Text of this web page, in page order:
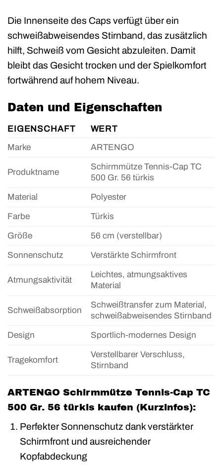
Die Innenseite des Caps verfügt über ein
schweißabweisendes Stirnband, das zusätzlich
hilft, Schweiß vom Gesicht abzuleiten. Damit
bleibt das Gesicht trocken und der Spielkomfort
fortwährend auf hohem Niveau.
Daten und Eigenschaften
EIGENSCHAFT
WERT
Marke
ARTENGO
Produktname
Schirmmütze Tennis-Cap TC
500 Gr. 56 türkis
Material Polyester
Farbe Türkis
Größe 56 cm (verstellbar)
Sonnenschutz Verstärkte Schirmfront
Atmungsaktivität
Leichtes, atmungsaktives
Material
Schweißabsorption
Schweißtransfer zum Material,
schweißabweisendes Stirnband
Design Sportlich-modernes Design
Tragekomfort
Verstellbarer Verschluss,
Stirnband
ARTENGO Schirmmütze Tennis-Cap TC
500 Gr. 56 türkis kaufen (Kurzinfos):
Perfekter Sonnenschutz dank verstärkter
Schirmfront und ausreichender
Kopfabdeckung